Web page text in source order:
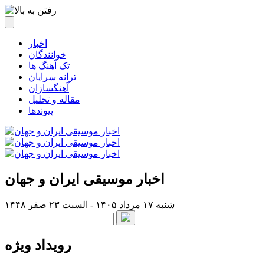
اخبار
خوانندگان
تک آهنگ ها
ترانه سرایان
آهنگسازان
مقاله و تحلیل
پیوندها
اخبار موسیقی ایران و جهان
شنبه ۱۷ مرداد ۱۴۰۵ - السبت ۲۳ صفر ۱۴۴۸
رویداد ویژه